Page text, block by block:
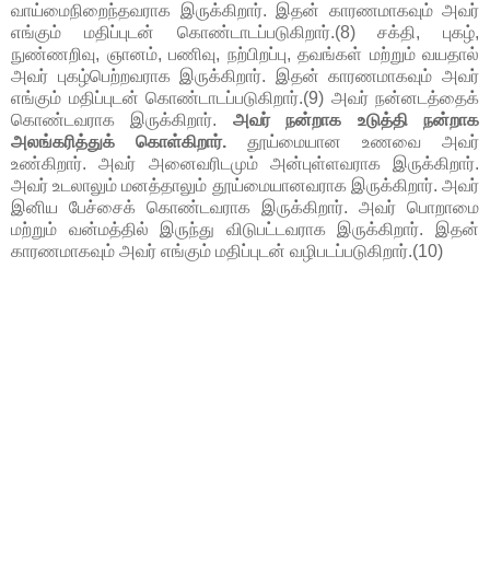
வாய்மைநிறைந்தவராக இருக்கிறார். இதன் காரணமாகவும் அவர்
எங்கும் மதிப்புடன் கொண்டாடப்படுகிறார்.(8) சக்தி, புகழ்,
நுண்ணறிவு, ஞானம், பணிவு, நற்பிறப்பு, தவங்கள் மற்றும் வயதால்
அவர் புகழ்பெற்றவராக இருக்கிறார். இதன் காரணமாகவும் அவர்
எங்கும் மதிப்புடன் கொண்டாடப்படுகிறார்.(9) அவர் நன்னடத்தைக்
கொண்டவராக இருக்கிறார். அவர் நன்றாக உடுத்தி நன்றாக
அலங்கரித்துக் கொள்கிறார். தூய்மையான உணவை அவர்
உண்கிறார். அவர் அனைவரிடமும் அன்புள்ளவராக இருக்கிறார்.
அவர் உடலாலும் மனத்தாலும் தூய்மையானவராக இருக்கிறார். அவர்
இனிய பேச்சைக் கொண்டவராக இருக்கிறார். அவர் பொறாமை
மற்றும் வன்மத்தில் இருந்து விடுபட்டவராக இருக்கிறார். இதன்
காரணமாகவும் அவர் எங்கும் மதிப்புடன் வழிபடப்படுகிறார்.(10)